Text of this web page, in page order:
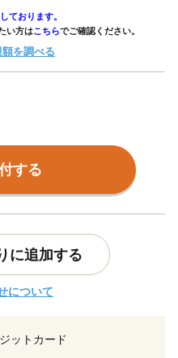
ております。
い方はこちらでご確認ください。
額を調べる
する
に追加する
について
ットカード